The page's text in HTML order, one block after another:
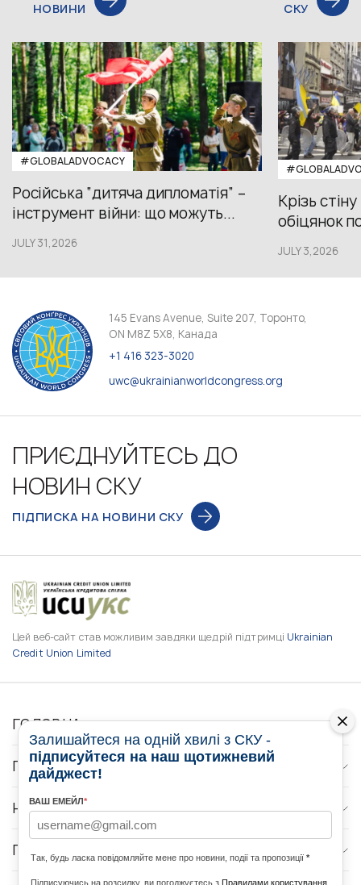
НОВИНИ
СКУ
#GLOBALADVOCACY
Російська “дитяча дипломатія” –
інструмент війни: що можуть...
JULY 31,2026
Крізь
обіцянок
JULY 3,2026
145 Evans Avenue, Suite 207, Торонто,
ON M8Z 5X8, Канада
+1 416 323-3020
uwc@ukrainianworldcongress.org
ПРИЄДНУЙТЕСЬ ДО
НОВИН СКУ
ПІДПИСКА НА НОВИНИ СКУ
Цей веб-сайт став можливим завдяки щедрій підтримці Ukrainian
Credit Union Limited
ГОЛОВНА
ПРО НАС
НОВИНИ
ПРОГРАМИ
Залишайтеся на одній хвилі з СКУ -
підписуйтеся на наш щотижневий
дайджест!
ВАШ ЕМЕЙЛ*
Так, будь ласка повідомляйте мене про новини, події та пропозиції *
Підписуючись на розсилку, ви погоджуєтесь з Правилами користування